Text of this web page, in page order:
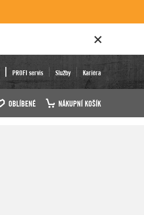
PROFI servis Služby Kariéra
OBLÍBENÉ NÁKUPNÍ KOŠÍK